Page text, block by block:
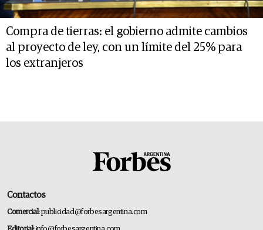
Compra de tierras: el gobierno admite cambios
al proyecto de ley, con un límite del 25% para
los extranjeros
Contactos
Comercial:publicidad@forbesargentina.com